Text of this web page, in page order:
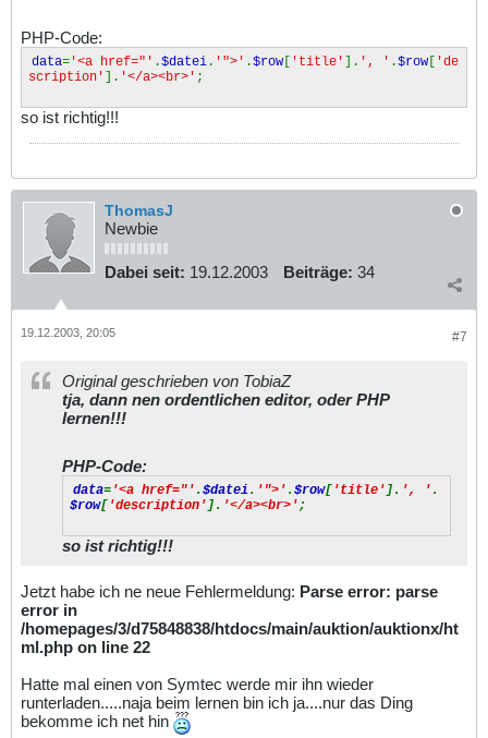
PHP-Code:
data= '<a href="' .$datei . '">' .$row [ 'title' ]. ', ' .$row [ 'de
scription' ]. '</a><br>' ;
so ist richtig!!!
ThomasJ
Newbie
Dabei seit: 19.12.2003 Beiträge: 34
#7
19.12.2003, 20:05
Original geschrieben von TobiaZ
tja, dann nen ordentlichen editor, oder PHP
lernen!!!
PHP-Code:
data= '<a href="' . $datei. '">' . $row[ 'title' ]. ', ' .
$row[ 'description' ]. '</a><br>' ;
so ist richtig!!!
Jetzt habe ich ne neue Fehlermeldung: Parse error: parse
error in
/homepages/3/d75848838/htdocs/main/auktion/auktionx/ht
ml.php on line 22
Hatte mal einen von Symtec werde mir ihn wieder
runterladen.....naja beim lernen bin ich ja....nur das Ding
bekomme ich net hin